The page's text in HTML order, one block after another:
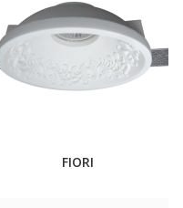
FIORI